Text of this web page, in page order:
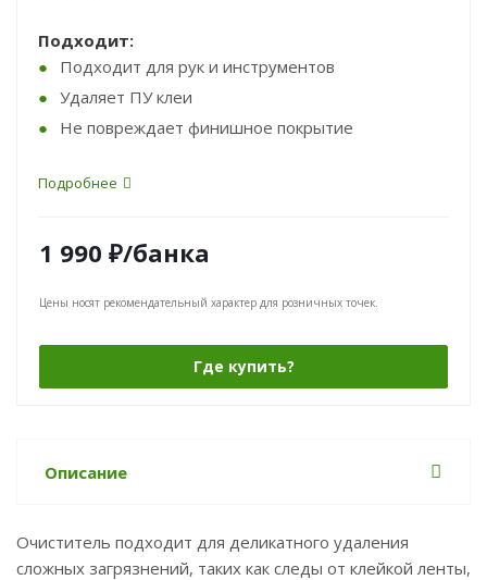
Подходит:
Подходит для рук и инструментов
Удаляет ПУ клеи
Не повреждает финишное покрытие
Подробнее
1 990 ₽/банка
Цены носят рекомендательный характер для розничных точек.
Где купить?
Описание
Очиститель подходит для деликатного удаления
сложных загрязнений, таких как следы от клейкой ленты,